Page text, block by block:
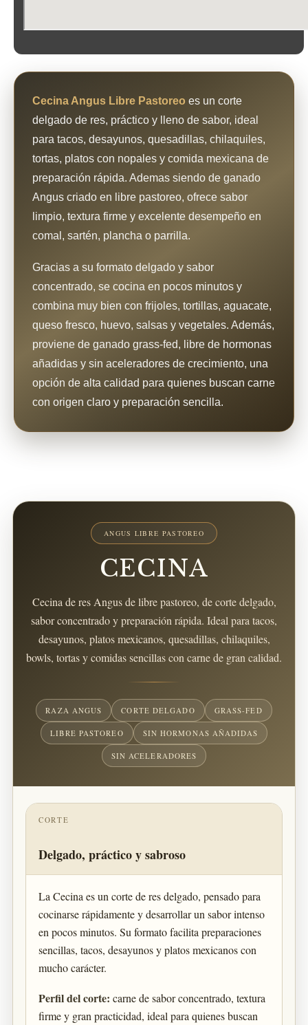
Cecina Angus Libre Pastoreo es un corte
delgado de res, práctico y lleno de sabor, ideal
para tacos, desayunos, quesadillas, chilaquiles,
tortas, platos con nopales y comida mexicana de
preparación rápida. Ademas siendo de ganado
Angus criado en libre pastoreo, ofrece sabor
limpio, textura firme y excelente desempeño en
comal, sartén, plancha o parrilla.
Gracias a su formato delgado y sabor
concentrado, se cocina en pocos minutos y
combina muy bien con frijoles, tortillas, aguacate,
queso fresco, huevo, salsas y vegetales. Además,
proviene de ganado grass-fed, libre de hormonas
añadidas y sin aceleradores de crecimiento, una
opción de alta calidad para quienes buscan carne
con origen claro y preparación sencilla.
ANGUS LIBRE PASTOREO
CECINA
Cecina de res Angus de libre pastoreo, de corte delgado,
sabor concentrado y preparación rápida. Ideal para tacos,
desayunos, platos mexicanos, quesadillas, chilaquiles,
bowls, tortas y comidas sencillas con carne de gran calidad.
RAZA ANGUS CORTE DELGADO GRASS-FED
LIBRE PASTOREO SIN HORMONAS AÑADIDAS
SIN ACELERADORES
CORTE
Delgado, práctico y sabroso
La Cecina es un corte de res delgado, pensado para
cocinarse rápidamente y desarrollar un sabor intenso
en pocos minutos. Su formato facilita preparaciones
sencillas, tacos, desayunos y platos mexicanos con
mucho carácter.
Perfil del corte: carne de sabor concentrado, textura
firme y gran practicidad, ideal para quienes buscan